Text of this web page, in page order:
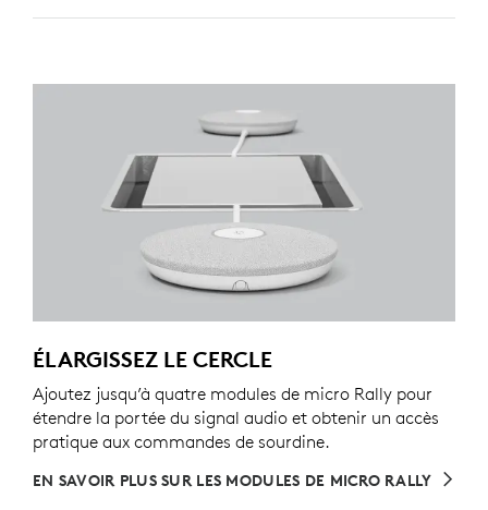
ÉLARGISSEZ LE CERCLE
Ajoutez jusqu’à quatre modules de micro Rally pour
étendre la portée du signal audio et obtenir un accès
pratique aux commandes de sourdine.
EN SAVOIR PLUS SUR LES MODULES DE MICRO RALLY